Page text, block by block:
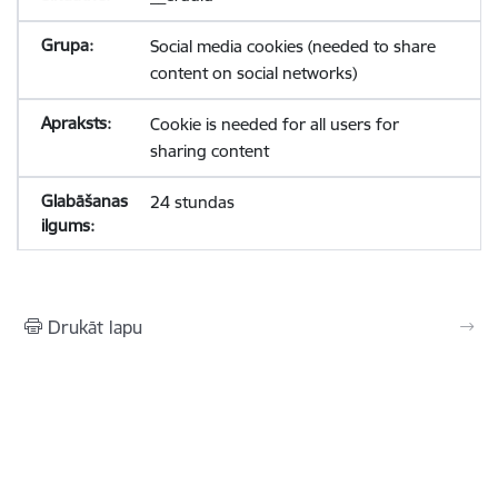
Social media cookies (needed to share
content on social networks)
Cookie is needed for all users for
sharing content
24 stundas
Drukāt lapu